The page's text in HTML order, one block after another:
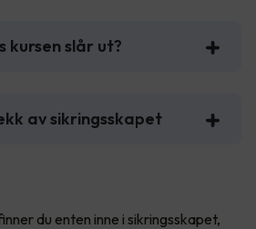
kursen slår ut?
av sikringsskapet
du enten inne i sikringsskapet,